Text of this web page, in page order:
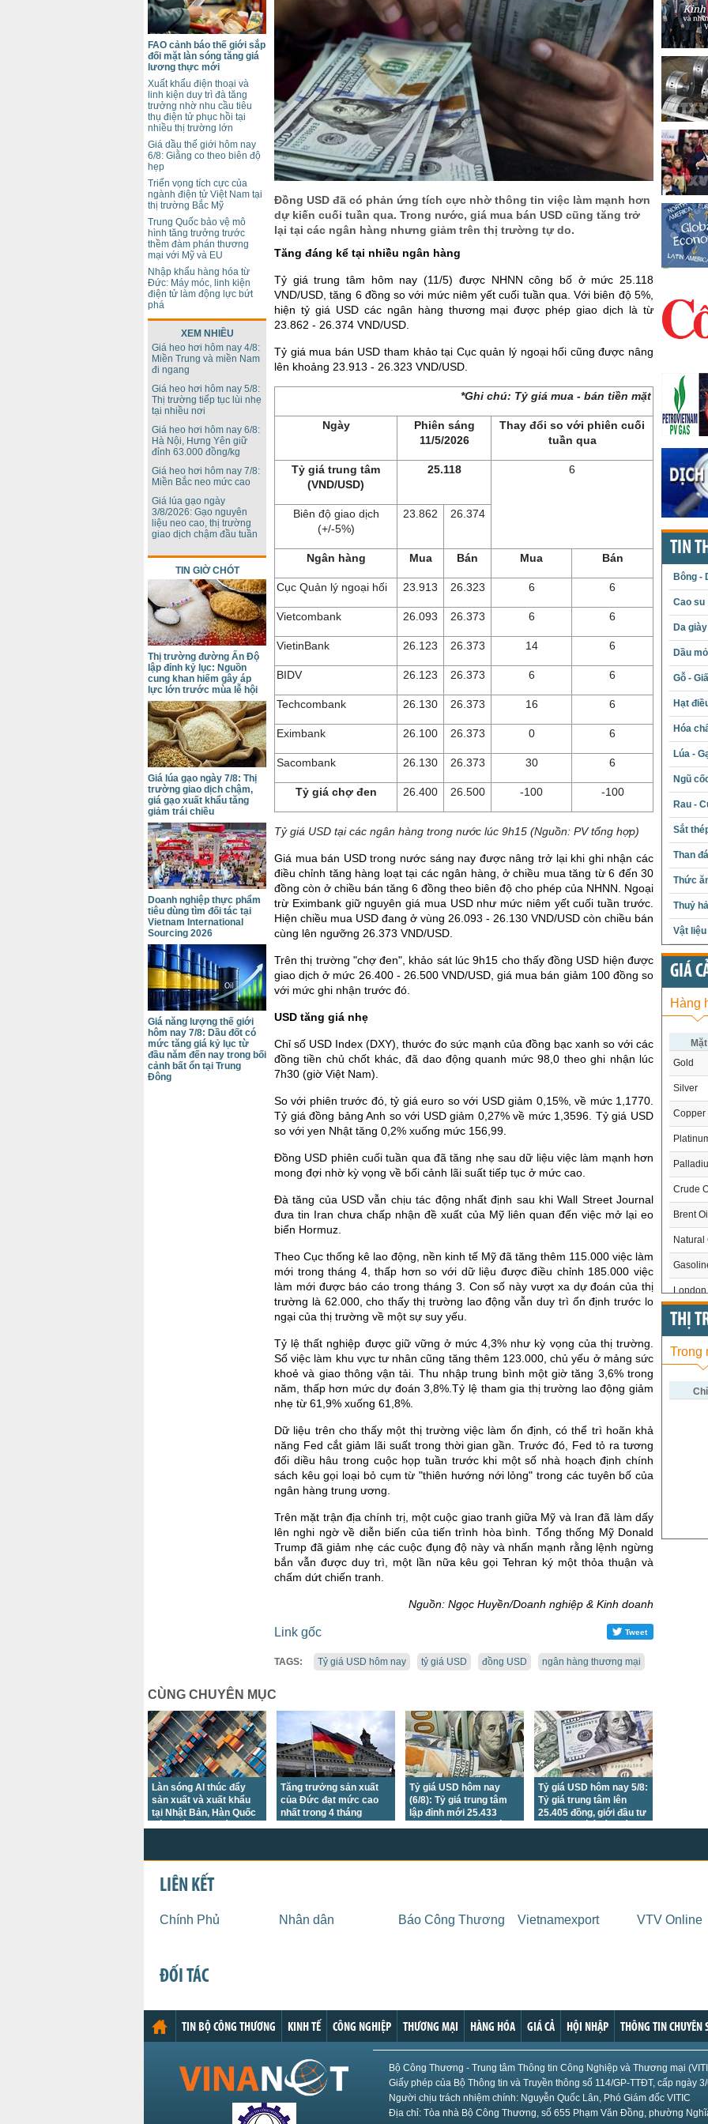
Đồng USD đã có phản ứng tích cực nhờ thông tin việc làm mạnh hơn
dự kiến cuối tuần qua. Trong nước, giá mua bán USD cũng tăng trở
lại tại các ngân hàng nhưng giảm trên thị trường tự do.
Tăng đáng kể tại nhiều ngân hàng
Tỷ giá trung tâm hôm nay (11/5) được NHNN công bố ở mức 25.118
VND/USD, tăng 6 đồng so với mức niêm yết cuối tuần qua. Với biên độ 5%,
hiện tỷ giá USD các ngân hàng thương mại được phép giao dịch là từ
23.862 - 26.374 VND/USD.
Tỷ giá mua bán USD tham khảo tại Cục quản lý ngoại hối cũng được nâng
lên khoảng 23.913 - 26.323 VND/USD.
*Ghi chú: Tỷ giá mua - bán tiền mặt
Ngày
Phiên sáng
11/5/2026
Thay đổi so với phiên cuối
tuần qua
Tỷ giá trung tâm
(VND/USD)
25.118 6
Biên độ giao dịch
(+/-5%)
23.862 26.374
Ngân hàng Mua Bán Mua Bán
Cục Quản lý ngoại hối 23.913 26.323 6 6
Vietcombank 26.093 26.373 6 6
VietinBank 26.123 26.373 14 6
BIDV 26.123 26.373 6 6
Techcombank 26.130 26.373 16 6
Eximbank 26.100 26.373 0 6
Sacombank 26.130 26.373 30 6
Tỷ giá chợ đen 26.400 26.500 -100 -100
Tỷ giá USD tại các ngân hàng trong nước lúc 9h15 (Nguồn: PV tổng hợp)
Giá mua bán USD trong nước sáng nay được nâng trở lại khi ghi nhận các
điều chỉnh tăng hàng loạt tại các ngân hàng, ở chiều mua tăng từ 6 đến 30
đồng còn ở chiều bán tăng 6 đồng theo biên độ cho phép của NHNN. Ngoại
trừ Eximbank giữ nguyên giá mua USD như mức niêm yết cuối tuần trước.
Hiện chiều mua USD đang ở vùng 26.093 - 26.130 VND/USD còn chiều bán
cùng lên ngưỡng 26.373 VND/USD.
Trên thị trường "chợ đen", khảo sát lúc 9h15 cho thấy đồng USD hiện được
giao dịch ở mức 26.400 - 26.500 VND/USD, giá mua bán giảm 100 đồng so
với mức ghi nhận trước đó.
USD tăng giá nhẹ
Chỉ số USD Index (DXY), thước đo sức mạnh của đồng bạc xanh so với các
đồng tiền chủ chốt khác, đã dao động quanh mức 98,0 theo ghi nhận lúc
7h30 (giờ Việt Nam).
So với phiên trước đó, tỷ giá euro so với USD giảm 0,15%, về mức 1,1770.
Tỷ giá đồng bảng Anh so với USD giảm 0,27% về mức 1,3596. Tỷ giá USD
so với yen Nhật tăng 0,2% xuống mức 156,99.
Đồng USD phiên cuối tuần qua đã tăng nhẹ sau dữ liệu việc làm mạnh hơn
mong đợi nhờ kỳ vọng về bối cảnh lãi suất tiếp tục ở mức cao.
Đà tăng của USD vẫn chịu tác động nhất định sau khi Wall Street Journal
đưa tin Iran chưa chấp nhận đề xuất của Mỹ liên quan đến việc mở lại eo
biển Hormuz.
Theo Cục thống kê lao động, nền kinh tế Mỹ đã tăng thêm 115.000 việc làm
mới trong tháng 4, thấp hơn so với dữ liệu được điều chỉnh 185.000 việc
làm mới được báo cáo trong tháng 3. Con số này vượt xa dự đoán của thị
trường là 62.000, cho thấy thị trường lao động vẫn duy trì ổn định trước lo
ngại của thị trường về một sự suy yếu.
Tỷ lệ thất nghiệp được giữ vững ở mức 4,3% như kỳ vọng của thị trường.
Số việc làm khu vực tư nhân cũng tăng thêm 123.000, chủ yếu ở mảng sức
khoẻ và giao thông vận tải. Thu nhập trung bình một giờ tăng 3,6% trong
năm, thấp hơn mức dự đoán 3,8%.Tỷ lệ tham gia thị trường lao động giảm
nhẹ từ 61,9% xuống 61,8%.
Dữ liệu trên cho thấy một thị trường việc làm ổn định, có thể trì hoãn khả
năng Fed cắt giảm lãi suất trong thời gian gần. Trước đó, Fed tỏ ra tương
đối diều hâu trong cuộc họp tuần trước khi một số nhà hoạch định chính
sách kêu gọi loại bỏ cụm từ "thiên hướng nới lỏng" trong các tuyên bố của
ngân hàng trung ương.
Trên mặt trận địa chính trị, một cuộc giao tranh giữa Mỹ và Iran đã làm dấy
lên nghi ngờ về diễn biến của tiến trình hòa bình. Tổng thống Mỹ Donald
Trump đã giảm nhẹ các cuộc đụng độ này và nhấn mạnh rằng lệnh ngừng
bắn vẫn được duy trì, một lần nữa kêu gọi Tehran ký một thỏa thuận và
chấm dứt chiến tranh.
Nguồn: Ngọc Huyền/Doanh nghiệp & Kinh doanh
Link gốc Tweet
TAGS: Tỷ giá USD hôm nay tỷ giá USD đồng USD ngân hàng thương mại
FAO cảnh báo thế giới sắp
đối mặt làn sóng tăng giá
lương thực mới
Xuất khẩu điện thoại và
linh kiện duy trì đà tăng
trưởng nhờ nhu cầu tiêu
thụ điện tử phục hồi tại
nhiều thị trường lớn
Giá dầu thế giới hôm nay
6/8: Giằng co theo biên độ
hẹp
Triển vọng tích cực của
ngành điện tử Việt Nam tại
thị trường Bắc Mỹ
Trung Quốc bảo vệ mô
hình tăng trưởng trước
thềm đàm phán thương
mại với Mỹ và EU
Nhập khẩu hàng hóa từ
Đức: Máy móc, linh kiện
điện tử làm động lực bứt
phá
XEM NHIỀU
Giá heo hơi hôm nay 4/8:
Miền Trung và miền Nam
đi ngang
Giá heo hơi hôm nay 5/8:
Thị trường tiếp tục lùi nhẹ
tại nhiều nơi
Giá heo hơi hôm nay 6/8:
Hà Nội, Hưng Yên giữ
đỉnh 63.000 đồng/kg
Giá heo hơi hôm nay 7/8:
Miền Bắc neo mức cao
Giá lúa gạo ngày
3/8/2026: Gạo nguyên
liệu neo cao, thị trường
giao dịch chậm đầu tuần
TIN GIỜ CHÓT
Thị trường đường Ấn Độ
lập đỉnh kỷ lục: Nguồn
cung khan hiếm gây áp
lực lớn trước mùa lễ hội
Giá lúa gạo ngày 7/8: Thị
trường giao dịch chậm,
giá gạo xuất khẩu tăng
giảm trái chiều
Doanh nghiệp thực phẩm
tiêu dùng tìm đối tác tại
Vietnam International
Sourcing 2026
Giá năng lượng thế giới
hôm nay 7/8: Dầu đốt có
mức tăng giá kỷ lục từ
đầu năm đến nay trong bối
cảnh bất ổn tại Trung
Đông
CÙNG CHUYÊN MỤC
Làn sóng AI thúc đẩy
sản xuất và xuất khẩu
tại Nhật Bản, Hàn Quốc
Tăng trưởng sản xuất
của Đức đạt mức cao
nhất trong 4 tháng
Tỷ giá USD hôm nay
(6/8): Tỷ giá trung tâm
lập đỉnh mới 25.433
Tỷ giá USD hôm nay 5/8:
Tỷ giá trung tâm lên
25.405 đồng, giới đầu tư
TIN
Bông -
Cao su
Da giày
Dầu
Gỗ -
Hạt
Hóa
Lúa -
Ngũ
Rau -
Sắt
Than đá
Thức
Thuỷ
Vật
GIÁ
Hàng
Gold
Silver
Copper
Crude
Brent
Natural
London
US
US
US
THỊ
Trong
LIÊN KẾT
Chính Phủ Nhân dân Báo Công Thương Vietnamexport VTV Online
ĐỐI TÁC
TIN BỘ CÔNG THƯƠNG KINH TẾ CÔNG NGHIỆP THƯƠNG MẠI HÀNG HÓA GIÁ CẢ HỘI NHẬP THÔNG TIN CHUYÊN
Bộ Công Thương - Trung tâm Thông tin Công Nghiệp và Thương mại
Giấy phép của Bộ Thông tin và Truyền thông số 114/GP-TTĐT, cấp ngày
Người chịu trách nhiệm chính: Nguyễn Quốc Lân, Phó Giám đốc VITIC
Địa chỉ: Tòa nhà Bộ Công Thương, số 655 Phạm Văn Đồng, phường